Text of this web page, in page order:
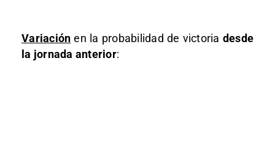
Variación en la probabilidad de victoria desde
la jornada anterior: